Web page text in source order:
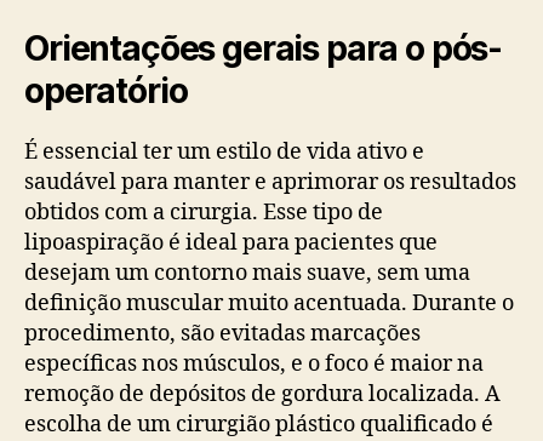
Orientações gerais para o pós-
operatório
É essencial ter um estilo de vida ativo e
saudável para manter e aprimorar os resultados
obtidos com a cirurgia. Esse tipo de
lipoaspiração é ideal para pacientes que
desejam um contorno mais suave, sem uma
definição muscular muito acentuada. Durante o
procedimento, são evitadas marcações
específicas nos músculos, e o foco é maior na
remoção de depósitos de gordura localizada. A
escolha de um cirurgião plástico qualificado é